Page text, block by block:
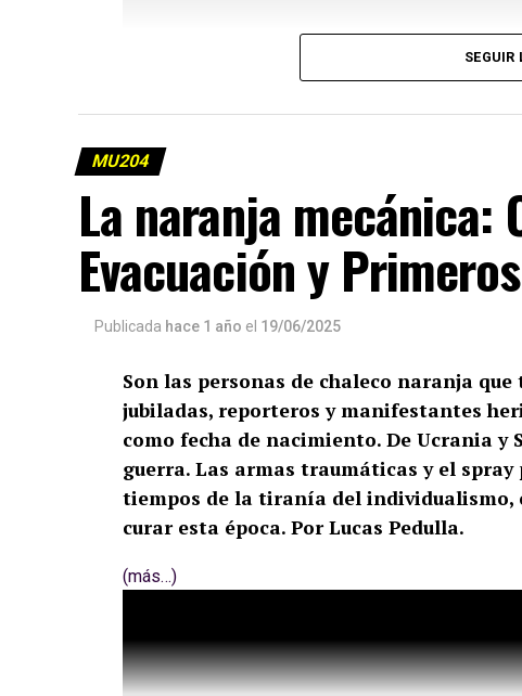
SEGUIR
MU204
La naranja mecánica:
Evacuación y
Publicada hace 1 año el 19/06/2025
Son las personas de chaleco naranja
jubiladas, reporteros y manifestantes
como fecha de nacimiento. De Ucrania y
guerra. Las armas traumáticas y el
tiempos de la tiranía del individualismo,
curar esta época. Por Lucas Pedulla.
(más…)